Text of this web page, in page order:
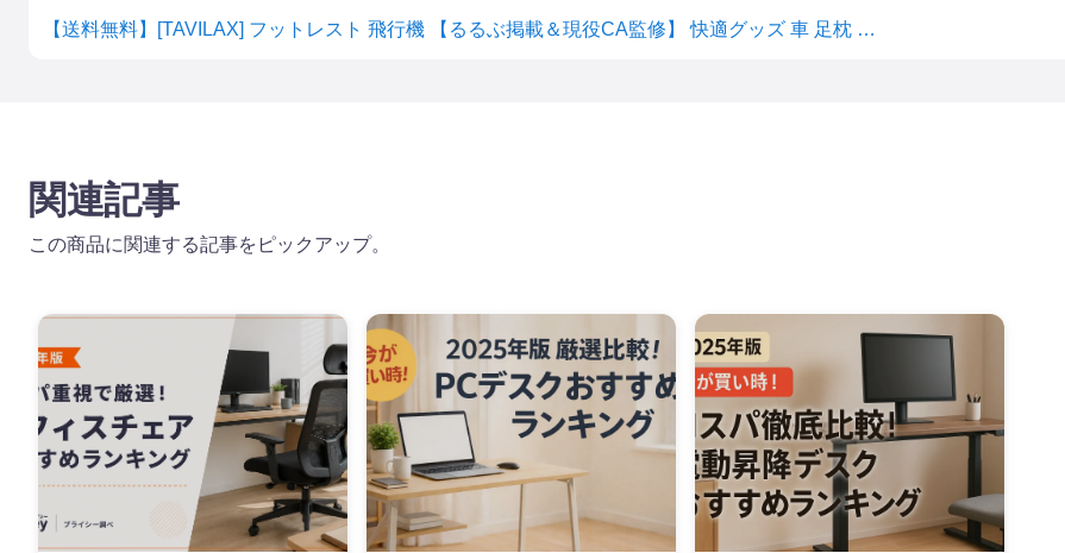
【送料無料】[TAVILAX] フットレスト 飛行機 【るるぶ掲載＆現役CA監修】 快適グッズ 車 足枕 足置き 車中泊マット 色：グレー、サイズ：40cm x 30cm x 45cm
関連記事
この商品に関連する記事をピックアップ。